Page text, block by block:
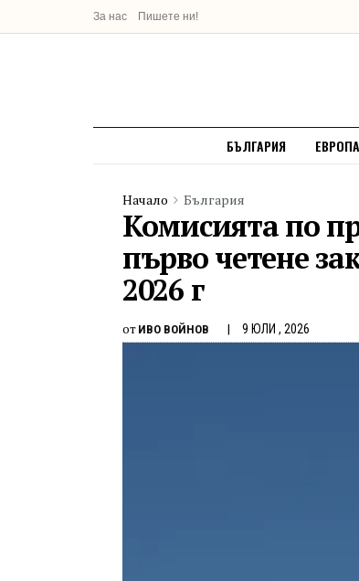
За нас Пишете ни!
БЪЛГАРИЯ ЕВРОПА
Начало България
Комисията по
първо четене
2026 г
от ИВО ВОЙНОВ 9 ЮЛИ , 2026